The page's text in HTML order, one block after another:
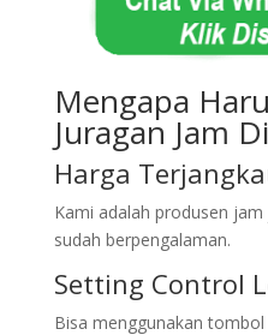
Mengapa
Juragan Jam
Harga
Kami adalah produsen
sudah berpengalaman.
Setting Control
Bisa menggunakan